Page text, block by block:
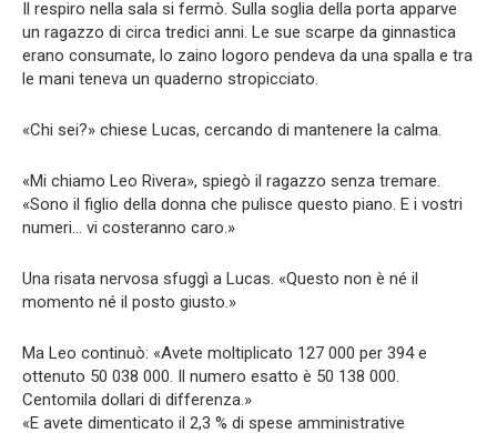
Il respiro nella sala si fermò. Sulla soglia della porta apparve
un ragazzo di circa tredici anni. Le sue scarpe da ginnastica
erano consumate, lo zaino logoro pendeva da una spalla e tra
le mani teneva un quaderno stropicciato.
«Chi sei?» chiese Lucas, cercando di mantenere la calma.
«Mi chiamo Leo Rivera», spiegò il ragazzo senza tremare.
«Sono il figlio della donna che pulisce questo piano. E i vostri
numeri… vi costeranno caro.»
Una risata nervosa sfuggì a Lucas. «Questo non è né il
momento né il posto giusto.»
Ma Leo continuò: «Avete moltiplicato 127 000 per 394 e
ottenuto 50 038 000. Il numero esatto è 50 138 000.
Centomila dollari di differenza.»
«E avete dimenticato il 2,3 % di spese amministrative